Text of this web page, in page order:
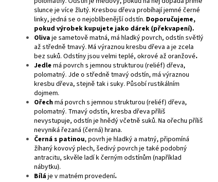
slunce je více žlutý. Kresbou dřeva probíhají jemné černé
linky, jedná se o nejoblíbenější odstín. Doporučujeme,
pokud výrobek kupujete jako dárek (překvapení).
Olivaje sametově matná, má hladký povrch, odstín světlý
až středně tmavý. Má výraznou kresbu dřeva a je zcela
bez suků. Odstíny jsou velmi teplé, okrové až oranžové.
Jedle má povrch s jemnou strukturou (reliéf) dřeva,
polomatný. Jde o středně tmavý odstín, má výraznou
kresbu dřeva, stejně tak i suky. Působí rustikálním
dojmem.
Ořechmá povrch s jemnou strukturou (reliéf) dřeva,
polomatný. Tmavý odstín, kresba dřeva příliš
nevystupuje, odstín je hnědý včetně suků. Na ořechu příliš
nevyniká řezaná (černá) hrana.
Černá s patinou, povrh je hladký a matný, připomíná
žíhaný kovový plech, šedivý povrch je také podobný
antracitu, skvěle ladí k černým odstínům (například
nábytku).
Bíláje v matném provedení.